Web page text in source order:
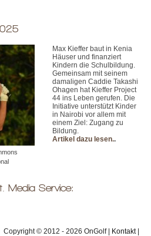
Max Kieffer baut in Kenia
Häuser und finanziert
Kindern die Schulbildung.
Gemeinsam mit seinem
damaligen Caddie Takashi
Ohagen hat Kieffer Project
44 ins Leben gerufen. Die
Initiative unterstützt Kinder
in Nairobi vor allem mit
einem Ziel: Zugang zu
Bildung.
Artikel dazu lesen..
Media Service:
Copyright © 2012 - 2026 OnGolf | Kontakt|